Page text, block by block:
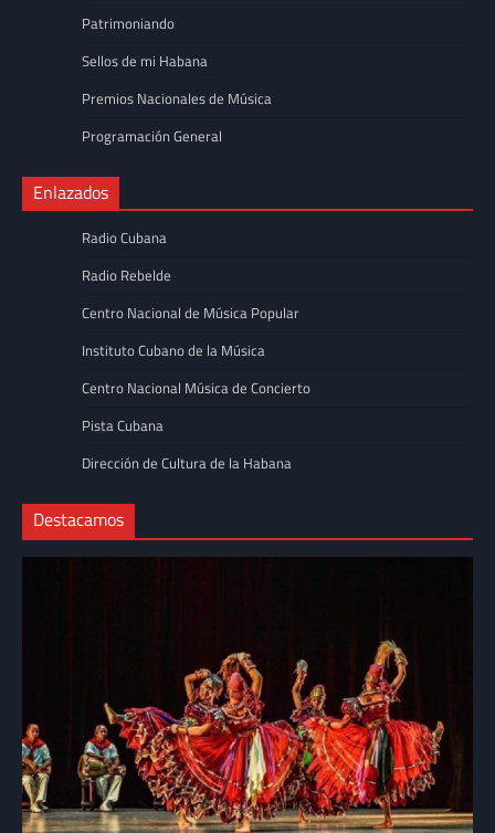
Patrimoniando
Sellos de mi Habana
Premios Nacionales de Música
Programación General
Enlazados
Radio Cubana
Radio Rebelde
Centro Nacional de Música Popular
Instituto Cubano de la Música
Centro Nacional Música de Concierto
Pista Cubana
Dirección de Cultura de la Habana
Destacamos